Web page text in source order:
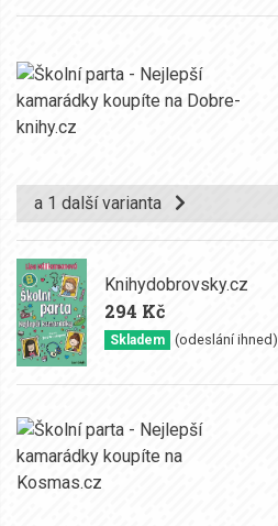
a 1 další varianta
Knihydobrovsky.cz
294 Kč
Skladem (odeslání ihned)